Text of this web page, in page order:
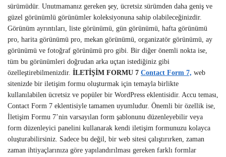
sürümüdür. Unutmamanız gereken şey, ücretsiz sürümden daha geniş ve
güzel görünümlü görünümler koleksiyonuna sahip olabileceğinizdir.
Görünüm ayrıntıları, liste görünümü, gün görünümü, hafta görünümü
pro, harita görünümü pro, mekan görünümü, organizatör görünümü, ay
görünümü ve fotoğraf görünümü pro gibi. Bir diğer önemli nokta ise,
tüm bu görünümleri doğrudan arka uçtan istediğiniz gibi
özelleştirebilmenizdir. İLETİŞİM FORMU 7 Contact Form 7, web
sitenizde bir iletişim formu oluşturmak için temayla birlikte
kullanılabilen ücretsiz ve popüler bir WordPress eklentisidir. Accu teması,
Contact Form 7 eklentisiyle tamamen uyumludur. Önemli bir özellik ise,
İletişim Formu 7’nin varsayılan form şablonunu düzenleyebilir veya
form düzenleyici panelini kullanarak kendi iletişim formunuzu kolayca
oluşturabilirsiniz. Sadece bu değil, bir web sitesi çalıştırırken, zaman
zaman ihtiyaçlarınıza göre yapılandırılması gereken farklı formlar